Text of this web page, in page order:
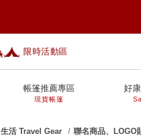
限時活動區
帳篷推薦專區
現貨帳篷
好
生活 Travel Gear 聯名商品、LOGO